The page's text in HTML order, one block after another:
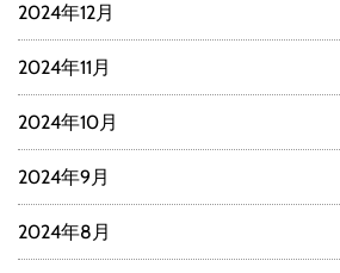
2024年12月
2024年11月
2024年10月
2024年9月
2024年8月